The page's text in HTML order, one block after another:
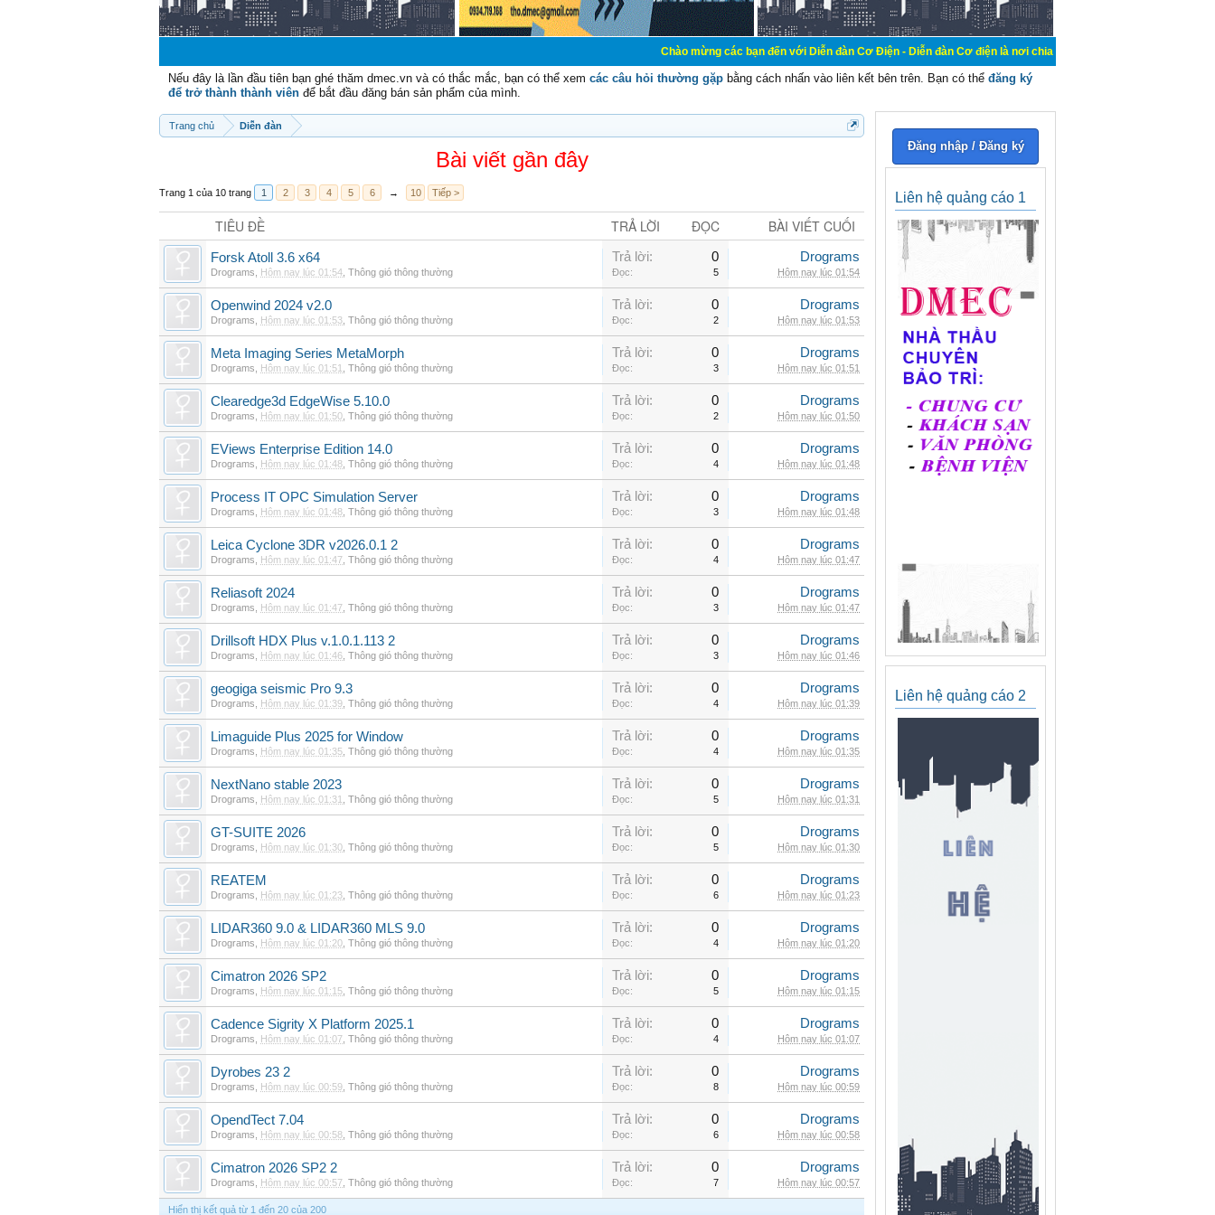
Chào mừng các bạn đến với Diễn đàn Cơ Điện - Diễn đàn Cơ điện là nơi chia sẽ kiến thức kinh nghiệm trong lãnh
Nếu đây là lần đầu tiên bạn ghé thăm dmec.vn và có thắc mắc, bạn có thể xem các câu hỏi thường gặp bằng cách nhấn vào liên kết bên trên. Bạn có thể đăng ký
để trở thành thành viên để bắt đầu đăng bán sản phẩm của mình.
Trang chủ Diễn đàn
Bài viết gần đây
Trang 1 của 10 trang 1 2 3 4 5 6 → 10 Tiếp >
TIÊU ĐỀ TRẢ LỜI ĐỌC BÀI VIẾT CUỐI
Forsk Atoll 3.6 x64
Drograms Hôm nay lúc 01:54 Thông gió thông thường
Trả lời: 0
Đọc: 5
Drograms
Hôm nay lúc 01:54
Openwind 2024 v2.0
Drograms Hôm nay lúc 01:53 Thông gió thông thường
Trả lời: 0
Đọc: 2
Drograms
Hôm nay lúc 01:53
Meta Imaging Series MetaMorph
Drograms Hôm nay lúc 01:51 Thông gió thông thường
Trả lời: 0
Đọc: 3
Drograms
Hôm nay lúc 01:51
Clearedge3d EdgeWise 5.10.0
Drograms Hôm nay lúc 01:50 Thông gió thông thường
Trả lời: 0
Đọc: 2
Drograms
Hôm nay lúc 01:50
EViews Enterprise Edition 14.0
Drograms Hôm nay lúc 01:48 Thông gió thông thường
Trả lời: 0
Đọc: 4
Drograms
Hôm nay lúc 01:48
Process IT OPC Simulation Server
Drograms Hôm nay lúc 01:48 Thông gió thông thường
Trả lời: 0
Đọc: 3
Drograms
Hôm nay lúc 01:48
Leica Cyclone 3DR v2026.0.1 2
Drograms Hôm nay lúc 01:47 Thông gió thông thường
Trả lời: 0
Đọc: 4
Drograms
Hôm nay lúc 01:47
Reliasoft 2024
Drograms Hôm nay lúc 01:47 Thông gió thông thường
Trả lời: 0
Đọc: 3
Drograms
Hôm nay lúc 01:47
Drillsoft HDX Plus v.1.0.1.113 2
Drograms Hôm nay lúc 01:46 Thông gió thông thường
Trả lời: 0
Đọc: 3
Drograms
Hôm nay lúc 01:46
geogiga seismic Pro 9.3
Drograms Hôm nay lúc 01:39 Thông gió thông thường
Trả lời: 0
Đọc: 4
Drograms
Hôm nay lúc 01:39
Limaguide Plus 2025 for Window
Drograms Hôm nay lúc 01:35 Thông gió thông thường
Trả lời: 0
Đọc: 4
Drograms
Hôm nay lúc 01:35
NextNano stable 2023
Drograms Hôm nay lúc 01:31 Thông gió thông thường
Trả lời: 0
Đọc: 5
Drograms
Hôm nay lúc 01:31
GT-SUITE 2026
Drograms Hôm nay lúc 01:30 Thông gió thông thường
Trả lời: 0
Đọc: 5
Drograms
Hôm nay lúc 01:30
REATEM
Drograms Hôm nay lúc 01:23 Thông gió thông thường
Trả lời: 0
Đọc: 6
Drograms
Hôm nay lúc 01:23
LIDAR360 9.0 & LIDAR360 MLS 9.0
Drograms Hôm nay lúc 01:20 Thông gió thông thường
Trả lời: 0
Đọc: 4
Drograms
Hôm nay lúc 01:20
Cimatron 2026 SP2
Drograms Hôm nay lúc 01:15 Thông gió thông thường
Trả lời: 0
Đọc: 5
Drograms
Hôm nay lúc 01:15
Cadence Sigrity X Platform 2025.1
Drograms Hôm nay lúc 01:07 Thông gió thông thường
Trả lời: 0
Đọc: 4
Drograms
Hôm nay lúc 01:07
Dyrobes 23 2
Drograms Hôm nay lúc 00:59 Thông gió thông thường
Trả lời: 0
Đọc: 8
Drograms
Hôm nay lúc 00:59
OpendTect 7.04
Drograms Hôm nay lúc 00:58 Thông gió thông thường
Trả lời: 0
Đọc: 6
Drograms
Hôm nay lúc 00:58
Cimatron 2026 SP2 2
Drograms Hôm nay lúc 00:57 Thông gió thông thường
Trả lời: 0
Đọc: 7
Drograms
Hôm nay lúc 00:57
Hiển thị kết quả từ 1 đến 20 của 200
Đăng nhập / Đăng ký
Liên hệ quảng cáo 1
Liên hệ quảng cáo 2